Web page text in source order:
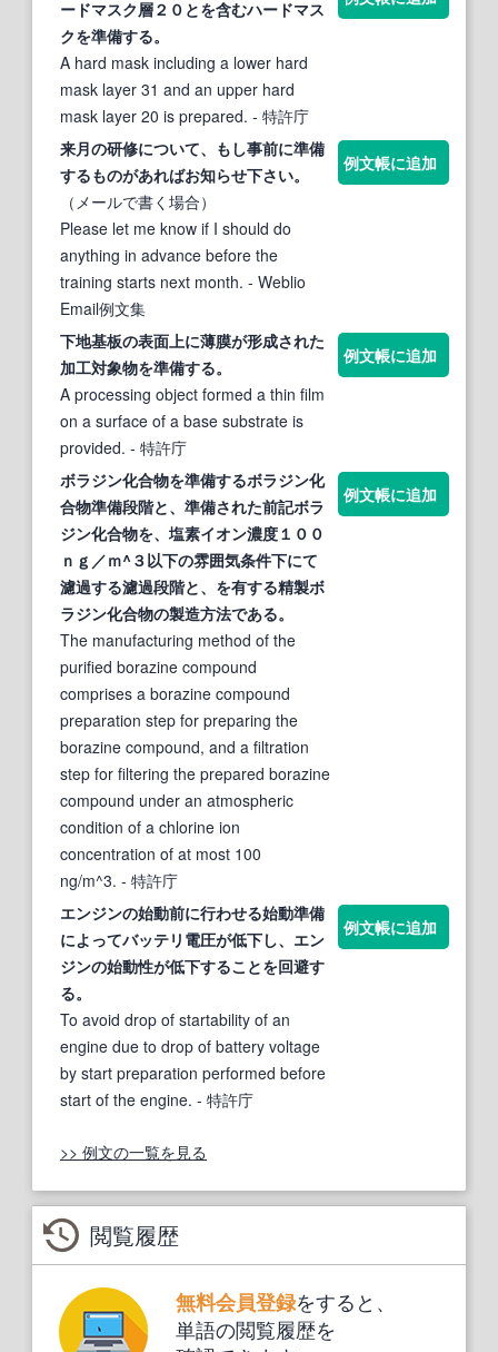
ードマスク層２０とを含むハードマス
クを準備する。
A hard mask including a lower hard
mask layer 31 and an upper hard
mask layer 20 is prepared. - 特許庁
来月の研修について、もし事前に準備
するものがあればお知らせ下さい。
（メールで書く場合）
Please let me know if I should do
anything in advance before the
training starts next month. - Weblio
Email例文集
例文帳に追加
下地基板の表面上に薄膜が形成された
加工対象物を準備する。
A processing object formed a thin film
on a surface of a base substrate is
provided. - 特許庁
例文帳に追加
ボラジン化合物を準備するボラジン化
合物準備段階と、 準備された前記ボラ
ジン化合物を、塩素イオン濃度１００
ｎｇ／ｍ^３以下の雰囲気条件下にて
濾過する濾過段階と、を有する精製ボ
ラジン化合物の製造方法である。
The manufacturing method of the
purified borazine compound
comprises a borazine compound
preparation step for preparing the
borazine compound, and a filtration
step for filtering the prepared borazine
compound under an atmospheric
condition of a chlorine ion
concentration of at most 100
ng/m^3. - 特許庁
例文帳に追加
エンジンの始動前に行わせる始動準備
によってバッテリ電圧が低下し、エン
ジンの始動性が低下することを回避す
る。
To avoid drop of startability of an
engine due to drop of battery voltage
by start preparation performed before
start of the engine. - 特許庁
例文帳に追加
>> 例文の一覧を見る
閲覧履歴
無料会員登録をすると、
単語の閲覧履歴を